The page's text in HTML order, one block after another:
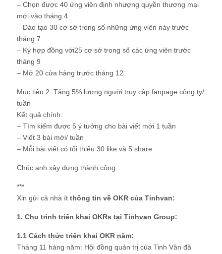
– Chọn được 40 ứng viên định nhượng quyền thương mại
mới vào tháng 4
– Đào tạo 30 cơ sở trong số những ứng viên này trước
tháng 7
– Ký hợp đồng với25 cơ sở trong số các ứng viên trước
tháng 9
– Mở 20 cửa hàng trước tháng 12
Mục tiêu 2: Tăng 5% lượng người truy cập fanpage công ty/
tuần
Kết quả chính:
– Tìm kiếm được 5 ý tưởng cho bài viết mới 1 tuần
– Viết 3 bài mới/ tuần
– Mỗi bài viết có tối thiểu 30 like và 5 share
Chúc anh xây dựng thành công.
***
Xin gửi cả nhà ít thông tin về OKR của Tinhvan:
1. Chu trình triển khai OKRs tại Tinhvan Group:
1.1 Cách thức triển khai OKR năm:
Tháng 11 hàng năm: Hội đồng quản trị của Tinh Vân đã